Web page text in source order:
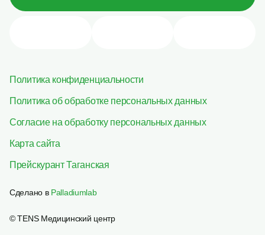
© TENS Медицинский центр
Политика конфиденциальности
Политика об обработке персональных данных
Согласие на обработку персональных данных
Карта сайта
Прейскурант Таганская
Сделано в Palladiumlab